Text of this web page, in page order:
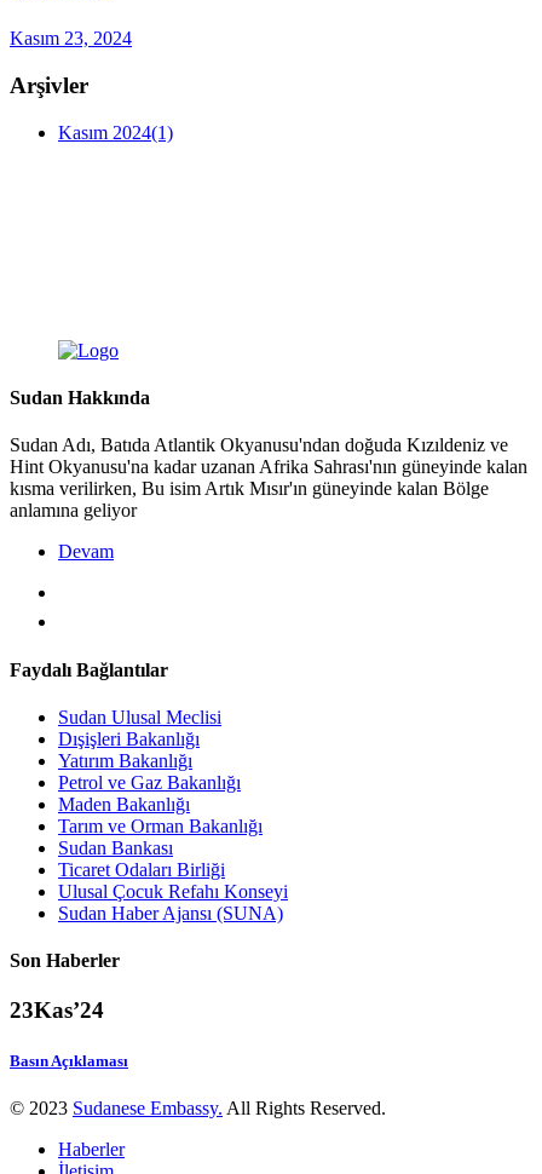
Kasım 23, 2024
Arşivler
Kasım 2024(1)
Sudan Hakkında
Sudan Adı, Batıda Atlantik Okyanusu'ndan doğuda Kızıldeniz ve
Hint Okyanusu'na kadar uzanan Afrika Sahrası'nın güneyinde kalan
kısma verilirken, Bu isim Artık Mısır'ın güneyinde kalan Bölge
anlamına geliyor
Devam
Faydalı Bağlantılar
Sudan Ulusal Meclisi
Dışişleri Bakanlığı
Yatırım Bakanlığı
Petrol ve Gaz Bakanlığı
Maden Bakanlığı
Tarım ve Orman Bakanlığı
Sudan Bankası
Ticaret Odaları Birliği
Ulusal Çocuk Refahı Konseyi
Sudan Haber Ajansı (SUNA)
Son Haberler
23Kas’24
Basın Açıklaması
© 2023 Sudanese Embassy. All Rights Reserved.
Haberler